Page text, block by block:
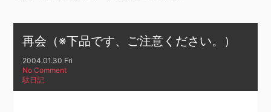
再会（※下品です、ご注意ください。）
2004.01.30 Fri
No Comment
駄日記